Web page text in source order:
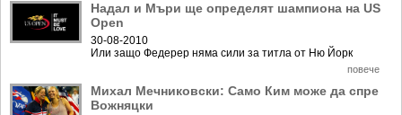
БГ
WTA
Рекорди/Статистика
Екипировка
Надал и Мъри ще определят шампионa на US
Open
30-08-2010
Или защо Федерер няма сили за титла от Ню Йорк
повече
Михал Мечниковски: Само Ким може да спре
Вожняцки